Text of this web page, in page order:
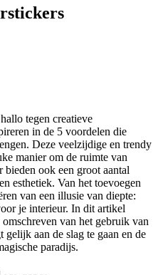
tegen creatieve
in de 5 voordelen die
Deze veelzijdige en trendy
manier om de ruimte van
bieden ook een groot aantal
esthetiek. Van het toevoegen
van een illusie van diepte:
je interieur. In dit artikel
van het gebruik van
aan de slag te gaan en de
paradijs.